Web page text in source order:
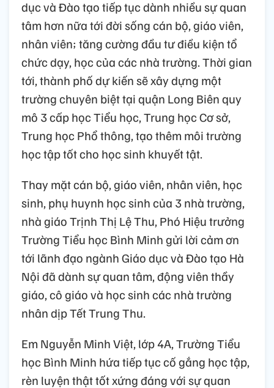
dục và Đào tạo tiếp tục dành nhiều sự quan
tâm hơn nữa tới đời sống cán bộ, giáo viên,
nhân viên; tăng cường đầu tư điều kiện tổ
chức dạy, học của các nhà trường. Thời gian
tới, thành phố dự kiến sẽ xây dựng một
trường chuyên biệt tại quận Long Biên quy
mô 3 cấp học Tiểu học, Trung học Cơ sở,
Trung học Phổ thông, tạo thêm môi trường
học tập tốt cho học sinh khuyết tật.
Thay mặt cán bộ, giáo viên, nhân viên, học
sinh, phụ huynh học sinh của 3 nhà trường,
nhà giáo Trịnh Thị Lệ Thu, Phó Hiệu trưởng
Trường Tiểu học Bình Minh gửi lời cảm ơn
tới lãnh đạo ngành Giáo dục và Đào tạo Hà
Nội đã dành sự quan tâm, động viên thầy
giáo, cô giáo và học sinh các nhà trường
nhân dịp Tết Trung Thu.
Em Nguyễn Minh Việt, lớp 4A, Trường Tiểu
học Bình Minh hứa tiếp tục cố gắng học tập,
rèn luyện thật tốt xứng đáng với sự quan